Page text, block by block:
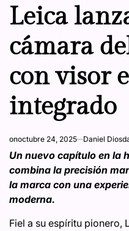
IN
Leica
cámara
con visor
integrado
onoctubre 24, 2025 Daniel
Un nuevo capítulo en la
combina la precisión
la marca con una
moderna.
Fiel a su espíritu pionero,